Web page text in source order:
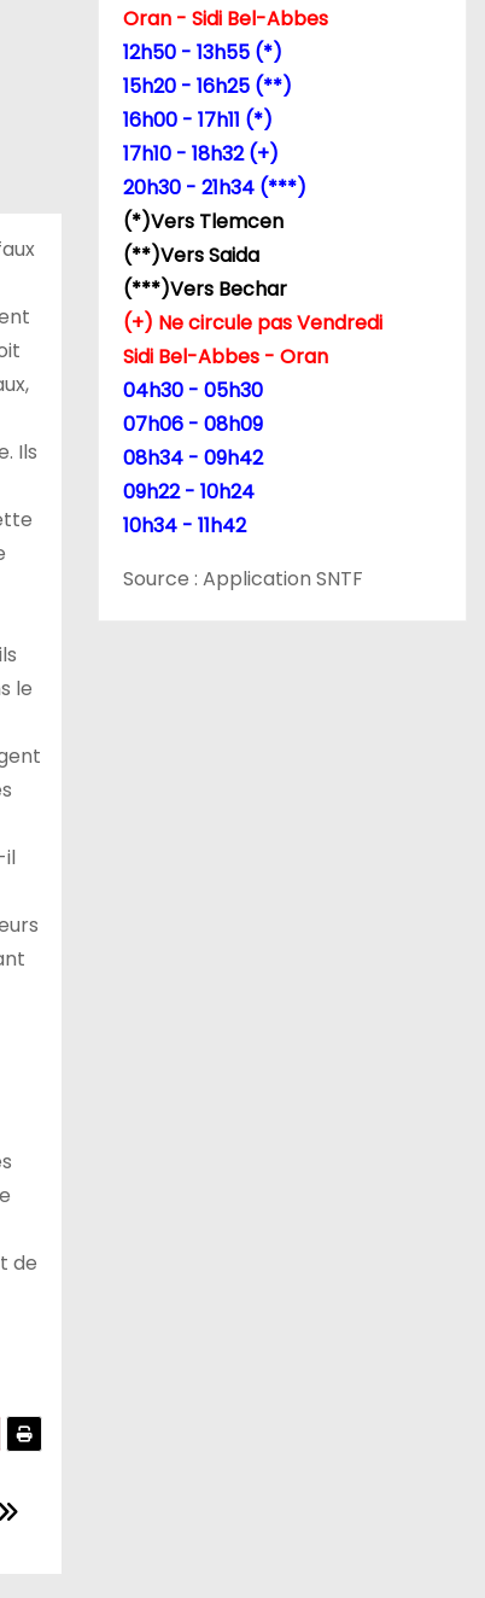
Ils
le
il
de
Oran - Sidi Bel-Abbes
12h50 - 13h55 (*)
15h20 - 16h25 (**)
16h00 - 17h11 (*)
17h10 - 18h32 (+)
20h30 - 21h34 (***)
(*)Vers Tlemcen
(**)Vers Saida
(***)Vers Bechar
(+) Ne circule pas Vendredi
Sidi Bel-Abbes - Oran
04h30 - 05h30
07h06 - 08h09
08h34 - 09h42
09h22 - 10h24
10h34 - 11h42
Source : Application SNTF